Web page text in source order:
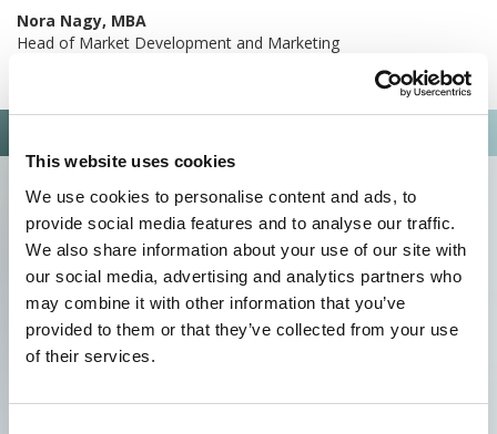
This website uses cookies
We use cookies to personalise content and ads, to
provide social media features and to analyse our traffic.
We also share information about your use of our site with
our social media, advertising and analytics partners who
may combine it with other information that you’ve
provided to them or that they’ve collected from your use
of their services.
Nora Nagy, MBA
Head of Market Development and Marketing